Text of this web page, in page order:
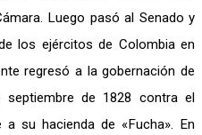
Luego pasó al Senado y
los ejércitos de Colombia en
regresó a la gobernación de
septiembre de 1828 contra el
su hacienda de «Fucha». En